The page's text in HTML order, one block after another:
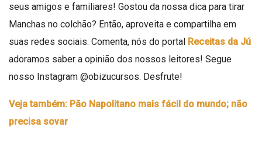
seus amigos e familiares! Gostou da nossa dica para tirar
Manchas no colchão? Então, aproveita e compartilha em
suas redes sociais. Comenta, nós do portal Receitas da Jú
adoramos saber a opinião dos nossos leitores! Segue
nosso Instagram @obizucursos. Desfrute!
Veja também: Pão Napolitano mais fácil do mundo; não
precisa sovar